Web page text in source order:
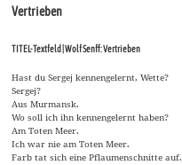
Vertrieben
TITEL-Textfeld | Wolf Senff: Vertrieben
Hast du Sergej kennengelernt, Wette?
Sergej?
Aus Murmansk.
Wo soll ich ihn kennengelernt haben?
Am Toten Meer.
Ich war nie am Toten Meer.
Farb tat sich eine Pflaumenschnitte auf.